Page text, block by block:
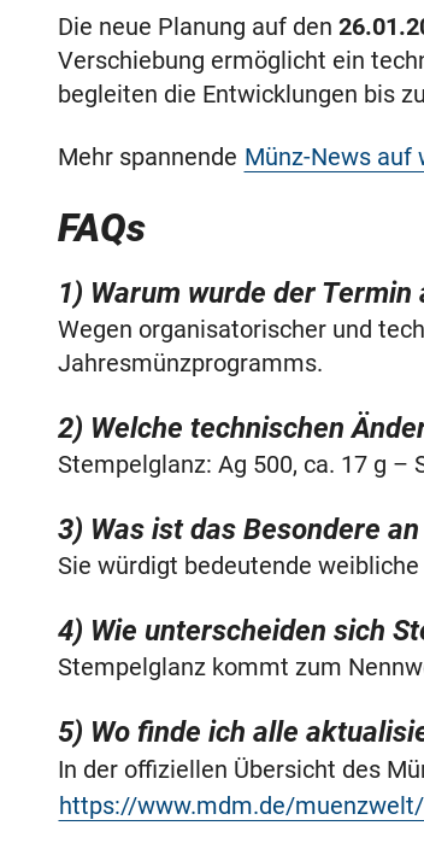
Die neue Planung auf den
Verschiebung ermöglicht ein
begleiten die Entwicklungen bis
Mehr spannende Münz-News auf
FAQs
1) Warum wurde der
Wegen organisatorischer und
Jahresmünzprogramms.
2) Welche technischen
Stempelglanz: Ag 500, ca. 17 g –
3) Was ist das Besondere
Sie würdigt bedeutende
4) Wie unterscheiden sich
Stempelglanz kommt zum
5) Wo finde ich alle
In der offiziellen Übersicht des
https://www.mdm.de/